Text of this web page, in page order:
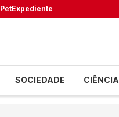
PetExpediente
SOCIEDADE CIÊNCIA